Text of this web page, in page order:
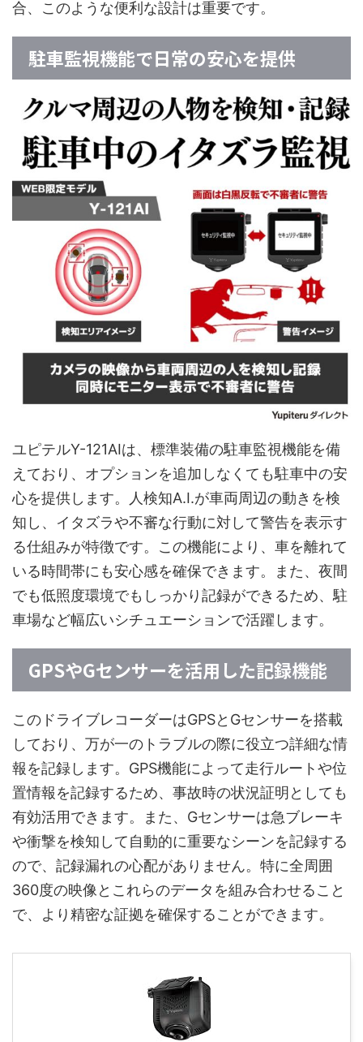
合、このような便利な設計は重要です。
駐車監視機能で日常の安心を提供
ユピテルY-121AIは、標準装備の駐車監視機能を備
えており、オプションを追加しなくても駐車中の安
心を提供します。人検知A.I.が車両周辺の動きを検
知し、イタズラや不審な行動に対して警告を表示す
る仕組みが特徴です。この機能により、車を離れて
いる時間帯にも安心感を確保できます。また、夜間
でも低照度環境でもしっかり記録ができるため、駐
車場など幅広いシチュエーションで活躍します。
GPSやGセンサーを活用した記録機能
このドライブレコーダーはGPSとGセンサーを搭載
しており、万が一のトラブルの際に役立つ詳細な情
報を記録します。GPS機能によって走行ルートや位
置情報を記録するため、事故時の状況証明としても
有効活用できます。また、Gセンサーは急ブレーキ
や衝撃を検知して自動的に重要なシーンを記録する
ので、記録漏れの心配がありません。特に全周囲
360度の映像とこれらのデータを組み合わせること
で、より精密な証拠を確保することができます。